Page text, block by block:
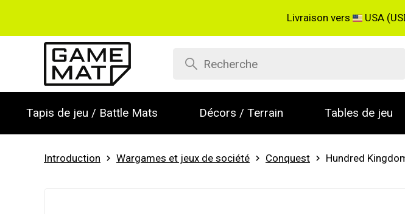
Livraison vers USA
Tapis de jeu / Battle Mats Décors / Terrain Tables de jeu
Introduction Wargames et jeux de société Conquest Hundred